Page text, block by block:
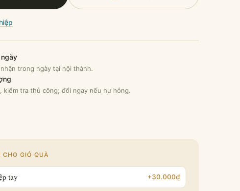
trong ngày tại nội thành.
kiểm tra thủ công; đổi ngay nếu hư hỏng.
CHO GIỎ QUÀ
tay +30.000₫